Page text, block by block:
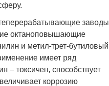
заводы
октаноповышающие
и метил-трет-бутиловый
имеет ряд
– токсичен, способствует
коррозию